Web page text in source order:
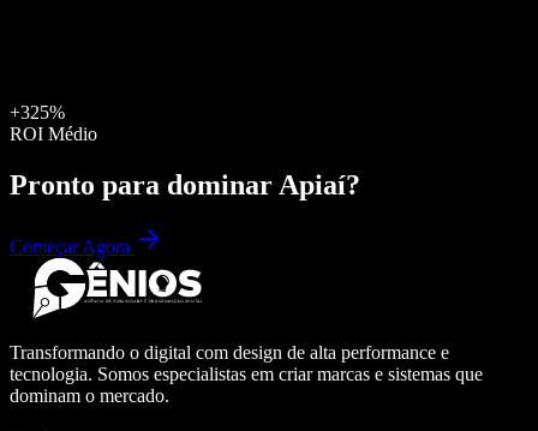
+325%
ROI Médio
Pronto para dominar Apiaí?
Começar Agora
Transformando o digital com design de alta performance e
tecnologia. Somos especialistas em criar marcas e sistemas que
dominam o mercado.